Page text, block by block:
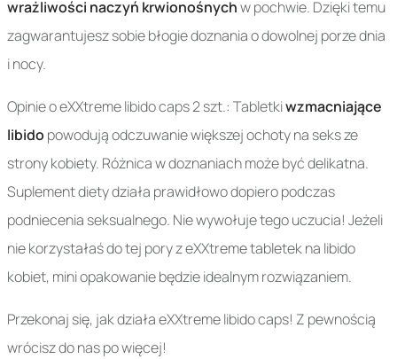
wrażliwości naczyń krwionośnychw pochwie. Dzięki temu
zagwarantujesz sobie błogie doznania o dowolnej porze dnia
i nocy.
Opinie o eXXtreme libido caps 2 szt.: Tabletkiwzmacniające
libido powodują odczuwanie większej ochoty na seks ze
strony kobiety. Różnica w doznaniach może być delikatna.
Suplement diety działa prawidłowo dopiero podczas
podniecenia seksualnego. Nie wywołuje tego uczucia! Jeżeli
nie korzystałaś do tej pory z eXXtreme tabletek na libido
kobiet, mini opakowanie będzie idealnym rozwiązaniem.
Przekonaj się, jak działa eXXtreme libido caps! Z pewnością
wrócisz do nas po więcej!